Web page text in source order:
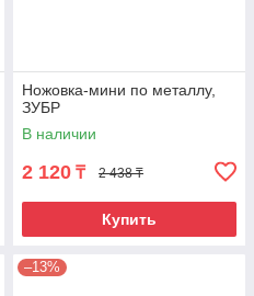
Ножовка-мини по металлу,
ЗУБР
В наличии
2 120 ₸ 2 438 ₸
Купить
–13%